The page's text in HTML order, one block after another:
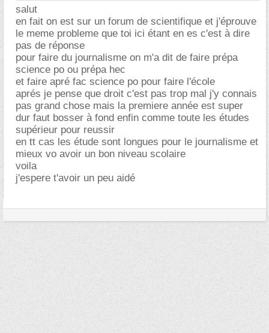
salut
en fait on est sur un forum de scientifique et j'éprouve
le meme probleme que toi ici étant en es c'est à dire
pas de réponse
pour faire du journalisme on m'a dit de faire prépa
science po ou prépa hec
et faire apré fac science po pour faire l'école
aprés je pense que droit c'est pas trop mal j'y connais
pas grand chose mais la premiere année est super
dur faut bosser à fond enfin comme toute les études
supérieur pour reussir
en tt cas les étude sont longues pour le journalisme et
mieux vo avoir un bon niveau scolaire
voila
j'espere t'avoir un peu aidé